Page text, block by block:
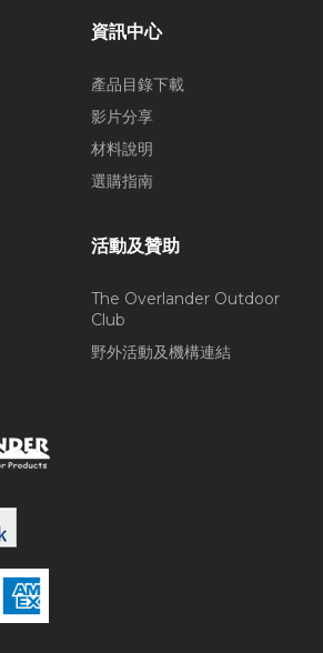
資訊中心
產品目錄下載
影片分享
材料說明
選購指南
活動及贊助
The Overlander Outdoor
Club
野外活動及機構連結